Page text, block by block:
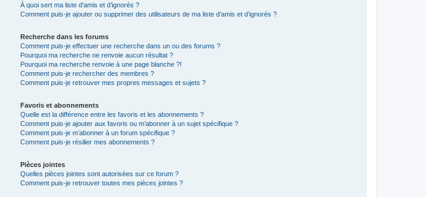
À quoi sert ma liste d’amis et d’ignorés ?
Comment puis-je ajouter ou supprimer des utilisateurs de ma liste d’amis et d’ignorés ?
Recherche dans les forums
Comment puis-je effectuer une recherche dans un ou des forums ?
Pourquoi ma recherche ne renvoie aucun résultat ?
Pourquoi ma recherche renvoie à une page blanche ?!
Comment puis-je rechercher des membres ?
Comment puis-je retrouver mes propres messages et sujets ?
Favoris et abonnements
Quelle est la différence entre les favoris et les abonnements ?
Comment puis-je ajouter aux favoris ou m’abonner à un sujet spécifique ?
Comment puis-je m’abonner à un forum spécifique ?
Comment puis-je résilier mes abonnements ?
Pièces jointes
Quelles pièces jointes sont autorisées sur ce forum ?
Comment puis-je retrouver toutes mes pièces jointes ?